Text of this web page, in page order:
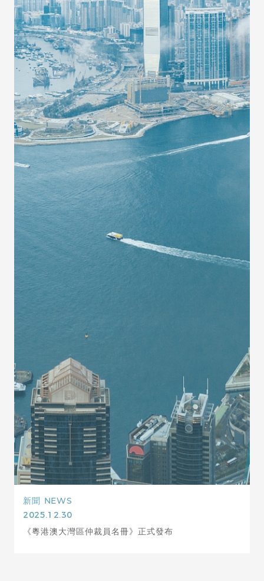
新聞 NEWS
2025.12.30
《粵港澳大灣區仲裁員名冊》正式發布